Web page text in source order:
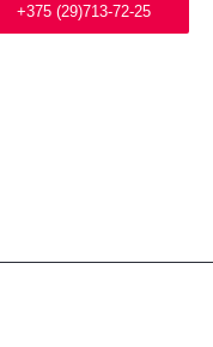
+375 (29)713-72-25